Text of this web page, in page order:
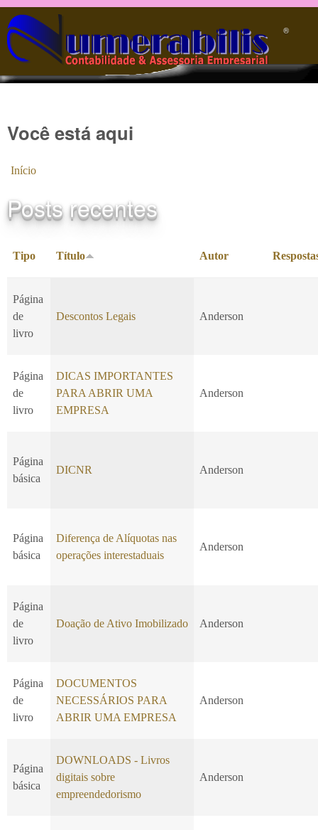
Pular para o conteúdo principal
®️
Você está aqui
Início
Posts recentes
Tipo Título Autor
Página
de
livro
Descontos Legais Anderson
Página
de
livro
DICAS IMPORTANTES
PARA ABRIR UMA
EMPRESA
Anderson
Página
básica
DICNR Anderson
Página
básica
Diferença de Alíquotas nas
operações interestaduais
Anderson
Página
de
livro
Doação de Ativo Imobilizado Anderson
Página
de
livro
DOCUMENTOS
NECESSÁRIOS PARA
ABRIR UMA EMPRESA
Anderson
Página
básica
DOWNLOADS - Livros
digitais sobre
empreendedorismo
Anderson